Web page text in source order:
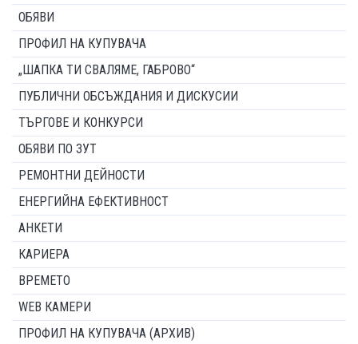
ОБЯВИ
ПРОФИЛ НА КУПУВАЧА
„ШАПКА ТИ СВАЛЯМЕ, ГАБРОВО“
ПУБЛИЧНИ ОБСЪЖДАНИЯ И ДИСКУСИИ
ТЪРГОВЕ И КОНКУРСИ
ОБЯВИ ПО ЗУТ
РЕМОНТНИ ДЕЙНОСТИ
ЕНЕРГИЙНА ЕФЕКТИВНОСТ
АНКЕТИ
КАРИЕРА
ВРЕМЕТО
WEB КАМЕРИ
ПРОФИЛ НА КУПУВАЧА (АРХИВ)